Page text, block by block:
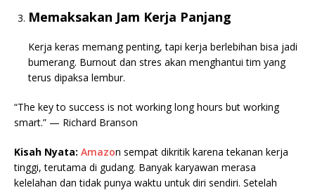
Memaksakan Jam Kerja Panjang
Kerja keras memang penting, tapi kerja berlebihan bisa jadi
bumerang. Burnout dan stres akan menghantui tim yang
terus dipaksa lembur.
“The key to success is not working long hours but working
smart.” — Richard Branson
Kisah Nyata: Amazon sempat dikritik karena tekanan kerja
tinggi, terutama di gudang. Banyak karyawan merasa
kelelahan dan tidak punya waktu untuk diri sendiri. Setelah